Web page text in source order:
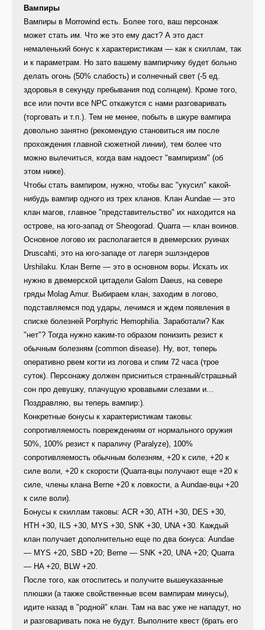
Вампиры
Вампиры в Morrowind есть. Более того, ваш персонаж
может стать им. Что же это ему даст? А это даст
немаленький бонус к характеристикам — как к скиллам, так
и к параметрам. Но зато вашему вампирчику будет больно
делать огонь (50% слабость) и солнечный свет (-5 ед.
здоровья в секунду пребывания под солнцем). Кроме того,
все или почти все NPC откажутся с нами разговаривать
(торговать и т.п.). Тем не менее, побыть в шкуре вампира
довольно занятно (рекомендую становиться им после
прохождения главной сюжетной линии), тем более что
можно вылечиться, когда вам надоест "вампиризм" (об
этом ниже).
Чтобы стать вампиром, нужно, чтобы вас "укусил" какой-
нибудь вампир одного из трех кланов. Клан Aundae — это
клан магов, главное "представительство" их находится на
острове, на юго-запад от Sheogorad. Quarra — клан воинов.
Основное логово их располагается в двемерских руинах
Druscahti, это на юго-западе от лагеря эшлэндеров
Urshilaku. Клан Berne — это в основном воры. Искать их
нужно в двемерской цитадели Galom Daeus, на севере
гряды Molag Amur. Выбираем клан, заходим в логово,
подставляемся под удары, лечимся и ждем появления в
списке болезней Porphyric Hemophilia. Заработали? Как
"нет"? Тогда нужно каким-то образом понизить резист к
обычным болезням (сommon disease). Ну, вот, теперь
оперативно рвем когти из логова и спим 72 часа (трое
суток). Персонажу должен присниться странный/страшный
сон про девушку, плачущую кровавыми слезами и...
Поздравляю, вы теперь вампир:).
Конкретные бонусы к характеристикам таковы:
сопротивляемость повреждениям от нормального оружия
50%, 100% резист к параличу (Paralyze), 100%
сопротивляемость обычным болезням, +20 к силе, +20 к
силе воли, +20 к скорости (Quarra-вцы получают еще +20 к
силе, члены клана Berne +20 к ловкости, а Aundae-вцы +20
к силе воли).
Бонусы к скиллам таковы: ACR +30, ATH +30, DES +30,
HTH +30, ILS +30, MYS +30, SNK +30, UNA +30. Каждый
клан получает дополнительно еще по два бонуса: Aundae
— MYS +20, SBD +20; Berne — SNK +20, UNA +20; Quarra
— HA +20, BLW +20.
После того, как отоспитесь и получите вышеуказанные
плюшки (а также свойственные всем вампирам минусы),
идите назад в "родной" клан. Там на вас уже не нападут, но
и разговаривать пока не будут. Выполните квест (брать его